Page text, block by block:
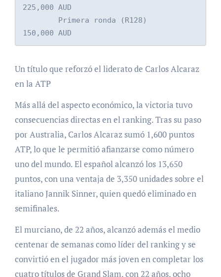
225,000 AUD
150,000 AUD
Un título que reforzó el liderato de Carlos Alcaraz
en la ATP
Más allá del aspecto económico, la victoria tuvo
consecuencias directas en el ranking. Tras su paso
por Australia, Carlos Alcaraz sumó 1,600 puntos
ATP, lo que le permitió afianzarse como número
uno del mundo. El español alcanzó los 13,650
puntos, con una ventaja de 3,350 unidades sobre el
italiano Jannik Sinner, quien quedó eliminado en
semifinales.
El murciano, de 22 años, alcanzó además el medio
centenar de semanas como líder del ranking y se
convirtió en el jugador más joven en completar los
cuatro títulos de Grand Slam, con 22 años, ocho